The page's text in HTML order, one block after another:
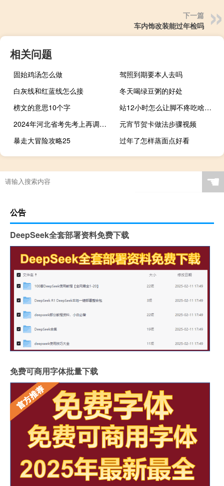
下一篇
车内饰改装能过年检吗
相关问题
固始鸡汤怎么做
驾照到期要本人去吗
白灰线和红蓝线怎么接
冬天喝绿豆粥的好处
榜文的意思10个字
站12小时怎么让脚不疼吃啥药（站12小时怎么让脚不疼）
2024年河北省考先考上再调回家乡可以吗
元宵节贺卡做法步骤视频
暴走大冒险攻略25
过年了怎样蒸面点好看
☚
公告
DeepSeek全套部署资料免费下载
免费可商用字体批量下载